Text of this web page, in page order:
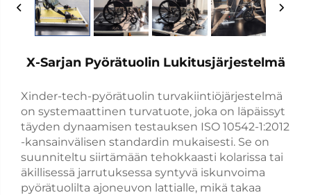
X-Sarjan Pyörätuolin Lukitusjärjestelmä
Xinder-tech-pyörätuolin turvakiintiöjärjestelmä
on systemaattinen turvatuote, joka on läpäissyt
täyden dynaamisen testauksen ISO 10542-1:2012
-kansainvälisen standardin mukaisesti. Se on
suunniteltu siirtämään tehokkaasti kolarissa tai
äkillisessä jarrutuksessa syntyvä iskunvoima
pyörätuolilta ajoneuvon lattialle, mikä takaa